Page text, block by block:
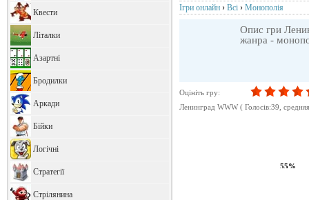
Квести
Літалки
Азартні
Бродилки
Аркади
Бійки
Логічні
Стратегії
Стрілянина
Ігри онлайн › Всі › Монополія
Опис гри
жанра -
Оцініть гру:
Ленинград WWW ( Голосів:39 ,
60%